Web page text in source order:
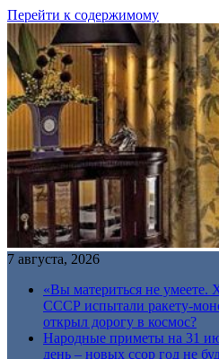
Перейти к содержимому
7 августа, 2026
«Вы материться не умеете.
СССР испытали ракету-
открыл дорогу в космос?
Народные приметы на 31
день – новых ссор год не